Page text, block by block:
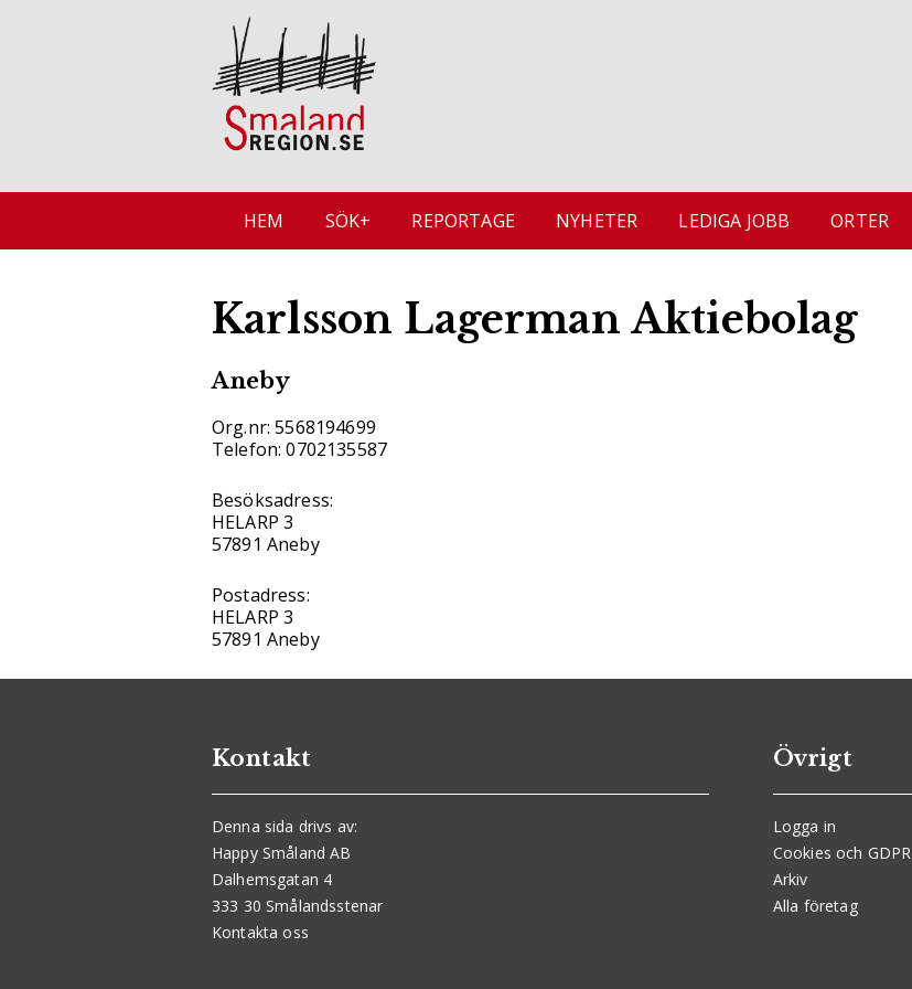
HEM SÖK+ REPORTAGE NYHETER LEDIGA JOBB ORTER
Karlsson Lagerman Aktiebolag
Aneby
Org.nr: 5568194699
Telefon: 0702135587
Besöksadress:
HELARP 3
57891 Aneby
Postadress:
HELARP 3
57891 Aneby
Kontakt
Denna sida drivs av:
Happy Småland AB
Dalhemsgatan 4
333 30 Smålandsstenar
Kontakta oss
Övrigt
Logga in
Cookies och GDPR
Arkiv
Alla företag